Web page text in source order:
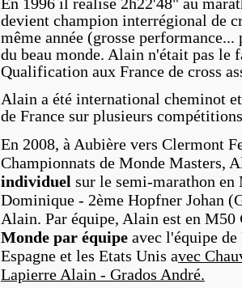
devient champion interrégional de
même année (grosse
du beau monde. Alain n'était pas le
Qualification aux France de cross
Alain a été international cheminot
de France sur plusieurs
En 2008, à Aubière vers Clermont
Championnats de Monde Masters,
individuel sur le semi-marathon
Dominique - 2ème Hopfner Johan
Alain. Par équipe, Alain est en M50
Monde par équipe avec l'équipe de
Espagne et les Etats Unis avec
Lapierre Alain - Grados André.